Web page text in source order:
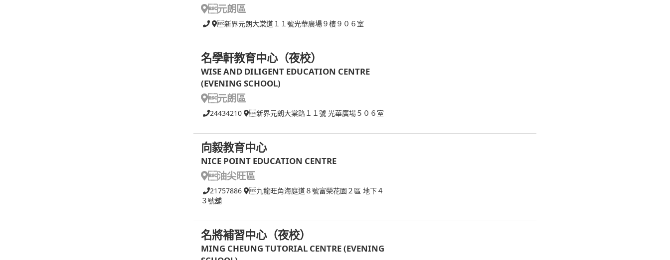
元朗區
新界元朗大棠道１１號光華廣場９樓９０６室
名學軒教育中心（夜校）
WISE AND DILIGENT EDUCATION CENTRE
(EVENING SCHOOL)
元朗區
24434210 新界元朗大棠路１１號 光華廣場５０６室
向毅教育中心
NICE POINT EDUCATION CENTRE
油尖旺區
21757886
九龍旺角海庭道８號富榮花園２區 地下４
３號舖
名將補習中心（夜校）
MING CHEUNG TUTORIAL CENTRE (EVENING